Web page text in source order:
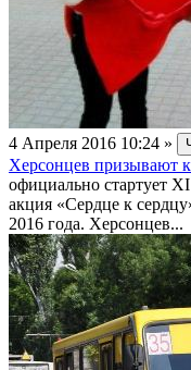
4 Апреля 2016 10:24 »
Херсонцев призывают
официально стартует
акция «Сердце к
2016 года. Херсонцев...